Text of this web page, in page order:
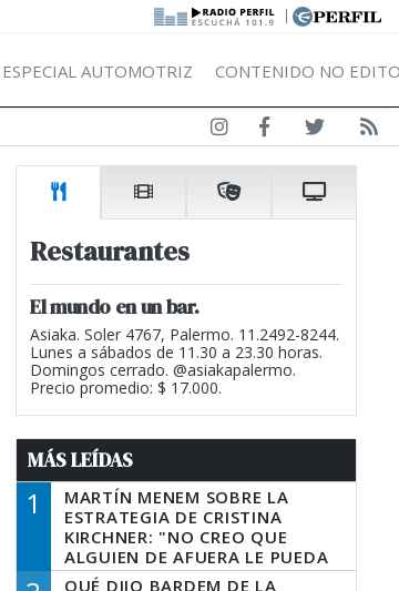
|
ESPECIAL AUTOMOTRIZ CONTENIDO NO
Restaurantes
El mundo en un bar.
Asiaka. Soler 4767, Palermo. 11.2492-8244.
Lunes a sábados de 11.30 a 23.30 horas.
Domingos cerrado. @asiakapalermo.
Precio promedio: $ 17.000.
MÁS LEÍDAS
1
MARTÍN MENEM SOBRE LA
ESTRATEGIA DE CRISTINA
KIRCHNER: "NO CREO QUE
ALGUIEN DE AFUERA LE PUEDA
DECIR A LA JUSTICIA LO QUE
QUÉ DIJO BARDEM DE LA